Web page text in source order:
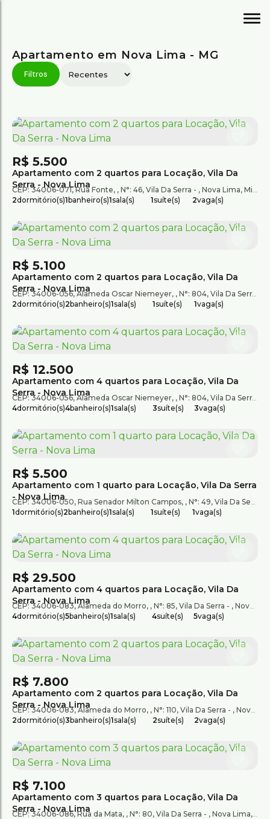
Apartamento em Nova Lima - MG
Apartamento com 2 quartos para Locação, Vila Da
Serra - Nova Lima
R$ 5.500
CEP: 34006-071,Rua Fonte , N°: 46, Vila Da Serra , Nova Lima, Minas Gerais
2dormitório(s)1banheiro(s)1sala(s) 1suíte(s) 2vaga(s)
Apartamento com 2 quartos para Locação, Vila Da
Serra - Nova Lima
R$ 5.100
CEP: 34006-056,Alameda Oscar Niemeyer , N°: 804, Vila Da Serra
2dormitório(s)2banheiro(s)1sala(s) 1suíte(s) 1vaga(s)
Apartamento com 4 quartos para Locação, Vila Da
Serra - Nova Lima
R$ 12.500
CEP: 34006-056,Alameda Oscar Niemeyer , N°: 804, Vila Da Serra
4dormitório(s)4banheiro(s)1sala(s) 3suíte(s) 3vaga(s)
Apartamento com 1 quarto para Locação, Vila Da Serra
- Nova Lima
R$ 5.500
CEP: 34006-050, Rua Senador Milton Campos , N°: 49, Vila Da Serra
1dormitório(s)2banheiro(s)1sala(s) 1suíte(s) 1vaga(s)
Apartamento com 4 quartos para Locação, Vila Da
Serra - Nova Lima
R$ 29.500
CEP: 34006-083,Alameda do Morro , N°: 85, Vila Da Serra , Nova Lima
4dormitório(s)5banheiro(s)1sala(s) 4suíte(s) 5vaga(s)
Apartamento com 2 quartos para Locação, Vila Da
Serra - Nova Lima
R$ 7.800
CEP: 34006-083,Alameda do Morro , N°: 110, Vila Da Serra , Nova Lima
2dormitório(s)3banheiro(s)1sala(s) 2suíte(s) 2vaga(s)
Apartamento com 3 quartos para Locação, Vila Da
Serra - Nova Lima
R$ 7.100
CEP: 34006-086,Rua da Mata , N°: 80, Vila Da Serra , Nova Lima,